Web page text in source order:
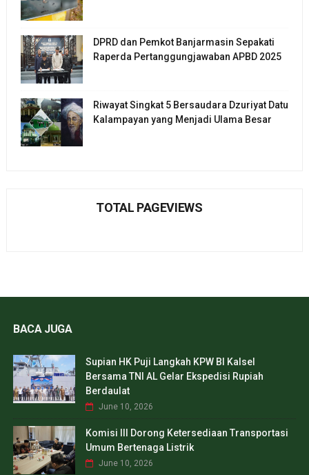
DPRD dan Pemkot Banjarmasin Sepakati
Raperda Pertanggungjawaban APBD 2025
Riwayat Singkat 5 Bersaudara Dzuriyat Datu
Kalampayan yang Menjadi Ulama Besar
TOTAL PAGEVIEWS
BACA JUGA
Supian HK Puji Langkah KPW BI Kalsel
Bersama TNI AL Gelar Ekspedisi Rupiah
Berdaulat
June 10, 2026
Komisi III Dorong Ketersediaan Transportasi
Umum Bertenaga Listrik
June 10, 2026